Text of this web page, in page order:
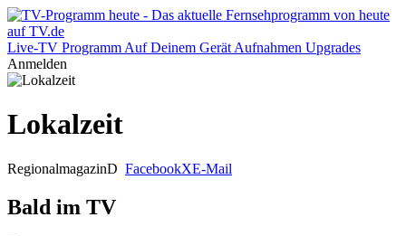
Live-TV Programm Auf Deinem Gerät Aufnahmen Upgrades
Anmelden
Lokalzeit
RegionalmagazinD FacebookXE-Mail
Bald im TV